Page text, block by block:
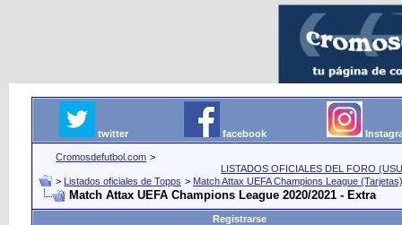
twitter facebook
Cromosdefutbol.com >
LISTADOS OFICIALES DEL FORO
> Listados oficiales de Topps > Match Attax UEFA Champions League (Tarjetas)
Match Attax UEFA Champions League 2020/2021 - Extra
Registrarse